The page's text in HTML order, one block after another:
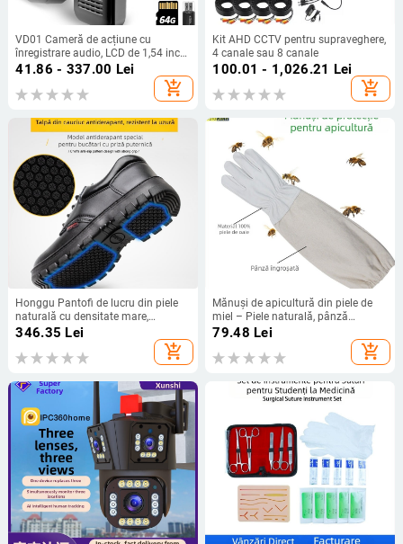
VD01 Cameră de acțiune cu
înregistrare audio, LCD de 1,54 inch,
obiectiv unghi larg, corp ABS,
baterie 1300mAh, MicroSD până la
256GB
41.86 - 337.00 Lei
add_shopping_cart
Kit AHD CCTV pentru supraveghere,
4 canale sau 8 canale
100.01 - 1,026.21 Lei
add_shopping_cart
Honggu Pantofi de lucru din piele
naturală cu densitate mare,
antiaderanți, cu talpă din cauciuc
rezistent la uzură, rezistenți la
uleiuri și la acizi/alcalii, protecție la
topire și industrie chimică
346.35 Lei
add_shopping_cart
Mănuși de apicultură din piele de
miel – Piele naturală, pânză
îngroșată, protecție împotriva
înțepăturilor, pentru prinderea
albinelor
79.48 Lei
add_shopping_cart